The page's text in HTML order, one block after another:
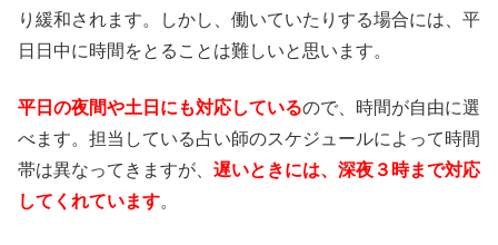
り緩和されます。しかし、働いていたりする場合には、平
日日中に時間をとることは難しいと思います。
平日の夜間や土日にも対応しているので、時間が自由に選
べます。担当している占い師のスケジュールによって時間
帯は異なってきますが、 遅いときには、深夜３時まで対応
してくれています。